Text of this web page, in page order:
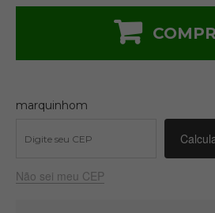
marquinhom
Não sei meu CEP